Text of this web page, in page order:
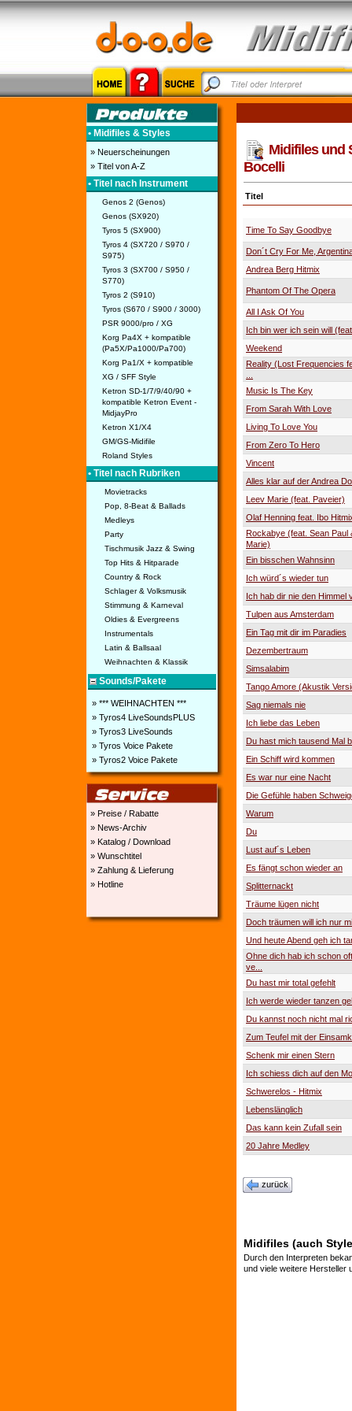
• Midifiles & Styles
» Neuerscheinungen
» Titel von A-Z
• Titel nach Instrument
Genos 2 (Genos)
Genos (SX920)
Tyros 5 (SX900)
Tyros 4 (SX720 / S970 /
S975)
Tyros 3 (SX700 / S950 /
S770)
Tyros 2 (S910)
Tyros (S670 / S900 / 3000)
PSR 9000/pro / XG
Korg Pa4X + kompatible
(Pa5X/Pa1000/Pa700)
Korg Pa1/X + kompatible
XG / SFF Style
Ketron SD-1/7/9/40/90 +
kompatible Ketron Event -
MidjayPro
Ketron X1/X4
GM/GS-Midifile
Roland Styles
• Titel nach Rubriken
Movietracks
Pop, 8-Beat & Ballads
Medleys
Party
Tischmusik Jazz & Swing
Top Hits & Hitparade
Country & Rock
Schlager & Volksmusik
Stimmung & Karneval
Oldies & Evergreens
Instrumentals
Latin & Ballsaal
Weihnachten & Klassik
Sounds/Pakete
» *** WEIHNACHTEN ***
» Tyros4 LiveSoundsPLUS
» Tyros3 LiveSounds
» Tyros Voice Pakete
» Tyros2 Voice Pakete
» Preise / Rabatte
» News-Archiv
» Katalog / Download
» Wunschtitel
» Zahlung & Lieferung
» Hotline
Midifiles und
Bocelli
Titel
Time To Say Goodbye
Don´t Cry For Me,
Andrea Berg Hitmix
Phantom Of The Opera
All I Ask Of You
Ich bin wer ich sein will
Weekend
Reality (Lost Frequencies
Music Is The Key
From Sarah With Love
Living To Love You
From Zero To Hero
Vincent
Alles klar auf der Andrea
Leev Marie (feat. Paveier)
Olaf Henning feat. Ibo
Rockabye (feat. Sean Paul
Marie)
Ein bisschen Wahnsinn
Ich würd´s wieder tun
Ich hab dir nie den Himmel
Tulpen aus Amsterdam
Ein Tag mit dir im Paradies
Dezembertraum
Simsalabim
Tango Amore (Akustik
Sag niemals nie
Ich liebe das Leben
Du hast mich tausend Mal
Ein Schiff wird kommen
Es war nur eine Nacht
Die Gefühle haben
Warum
Du
Lust auf´s Leben
Es fängt schon wieder an
Splitternackt
Träume lügen nicht
Doch träumen will ich nur
Und heute Abend geh ich
Ohne dich hab ich schon
ve...
Du hast mir total gefehlt
Ich werde wieder tanzen
Du kannst noch nicht mal
Zum Teufel mit der
Schenk mir einen Stern
Ich schiess dich auf den
Schwerelos - Hitmix
Lebenslänglich
Das kann kein Zufall sein
20 Jahre Medley
zurück
Midifiles (auch
Durch den Interpreten
und viele weitere Hersteller